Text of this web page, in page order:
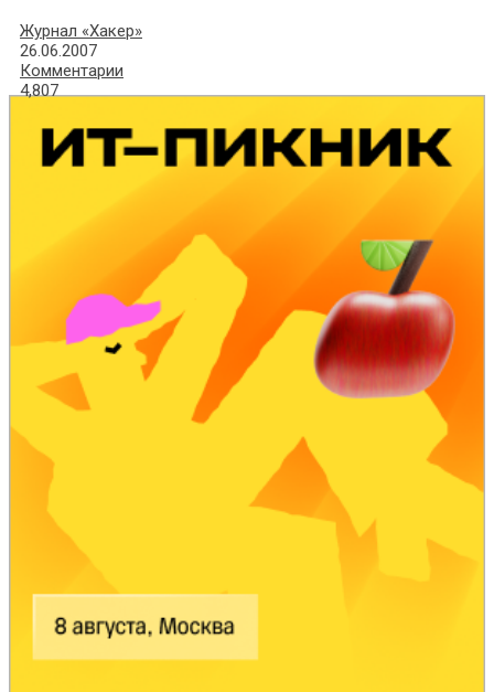
Журнал «Хакер»
26.06.2007
Комментарии
4,807